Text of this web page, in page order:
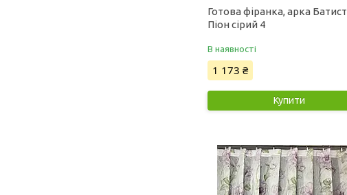
Готова фіранка, арка Батист
Піон сірий 4
В наявності
1 173 ₴
Купити